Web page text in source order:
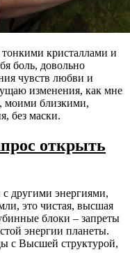
кристаллами и
боль, довольно
чувств любви и
изменения, как мне
моими близкими,
без маски.
открыть
другими энергиями,
это чистая, высшая
блоки – запреты
энергии планеты.
с Высшей структурой,